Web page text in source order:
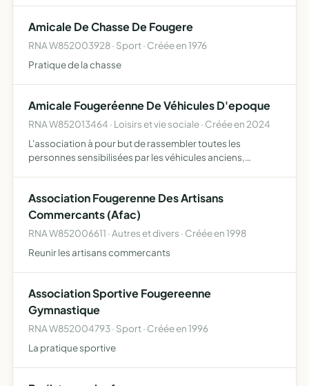
Amicale De Chasse De Fougere
RNA W852003928 · Sport · Créée en 1976
Pratique de la chasse
Amicale Fougeréenne De Véhicules D'epoque
RNA W852013464 · Loisirs et vie sociale · Créée en 2024
L'association à pour but de rassembler toutes les
personnes sensibilisées par les véhicules anciens,
motocycle, agr…
Association Fougerenne Des Artisans
Commercants (Afac)
RNA W852006611 · Autres et divers · Créée en 1998
Reunir les artisans commercants
Association Sportive Fougereenne
Gymnastique
RNA W852004793 · Sport · Créée en 1996
La pratique sportive